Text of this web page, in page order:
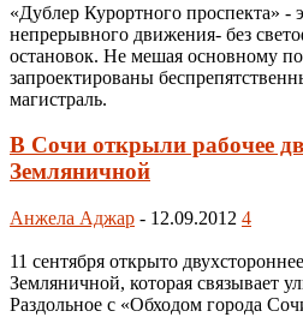
«Дублер Курортного проспекта» -
непрерывного движения- без
остановок. Не мешая основному
запроектированы
магистраль.
В Сочи открыли рабочее
Земляничной
Анжела Аджар - 12.09.2012 4
11 сентября открыто
Земляничной, которая связывает
Раздольное с «Обходом города